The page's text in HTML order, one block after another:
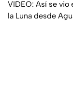
VIDEO: Así se vio
la Luna desde